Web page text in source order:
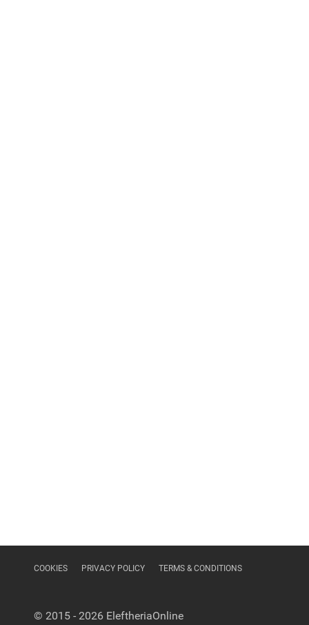
COOKIES PRIVACY POLICY TERMS & CONDITIONS
© 2015 - 2026 EleftheriaOnline